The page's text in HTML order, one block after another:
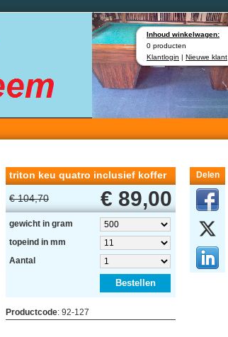
Inhoud winkelwagen:
0 producten
Klantlogin | Nieuwe klant
triton keu quatro inclusief koffer
€ 104,70 € 89,00
gewicht in gram
topeind in mm
Aantal
Bestellen
Productcode: 92-127
Delen